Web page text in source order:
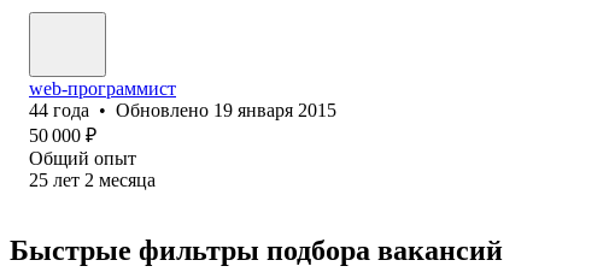
web-программист
44 года • Обновлено 19 января 2015
50 000 ₽
Общий опыт
25 лет 2 месяца
Быстрые фильтры подбора вакансий